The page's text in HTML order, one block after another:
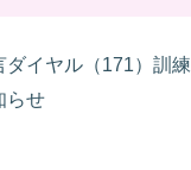
ダイヤル（171）訓練
らせ